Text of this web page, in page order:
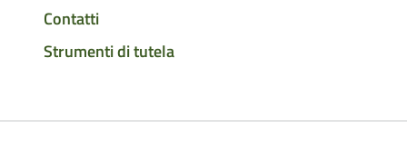
Contatti
Strumenti di tutela